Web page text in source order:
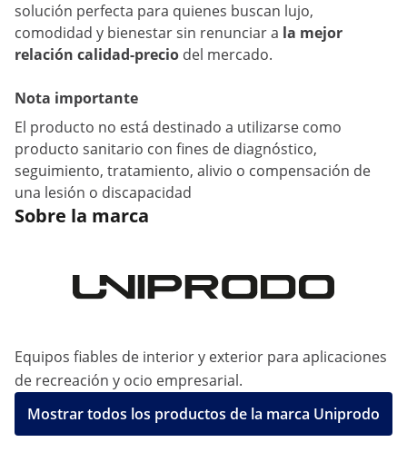
solución perfecta para quienes buscan lujo,
comodidad y bienestar sin renunciar a la mejor
relación calidad-precio del mercado.
Nota importante
El producto no está destinado a utilizarse como
producto sanitario con fines de diagnóstico,
seguimiento, tratamiento, alivio o compensación de
una lesión o discapacidad
Sobre la marca
Equipos fiables de interior y exterior para aplicaciones
de recreación y ocio empresarial.
Mostrar todos los productos de la marca Uniprodo